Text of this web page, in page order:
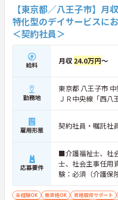
【東京都／八王子市】
特化型のデイサービスに
＜契約社員＞
給料 月収 24.0万円～
勤務地
東京都 八王子市
ＪＲ中央線「西八
雇用形態 契約社員・嘱託社
応募要件
■介護福祉士、社
士、社会主事任用
験：必須（介護保
半年以上） ■普通
未経験OK 無資格OK 資格取得サポート